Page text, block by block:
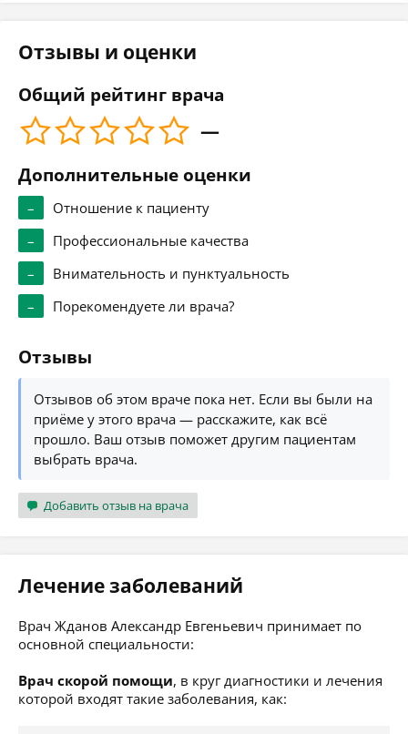
Отзывы и оценки
Общий рейтинг врача
—
Дополнительные оценки
–
Отношение к пациенту
–
Профессиональные качества
–
Внимательность и пунктуальность
–
Порекомендуете ли врача?
Отзывы
Отзывов об этом враче пока нет. Если вы были на
приёме у этого врача — расскажите, как всё
прошло. Ваш отзыв поможет другим пациентам
выбрать врача.
Добавить отзыв на врача
Лечение заболеваний
Врач Жданов Александр Евгеньевич принимает по
основной специальности:
Врач скорой помощи, в круг диагностики и лечения
которой входят такие заболевания, как: